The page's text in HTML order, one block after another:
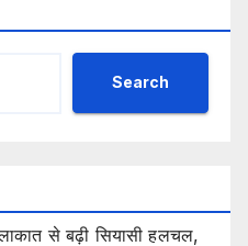
Search
से बढ़ी सियासी हलचल,